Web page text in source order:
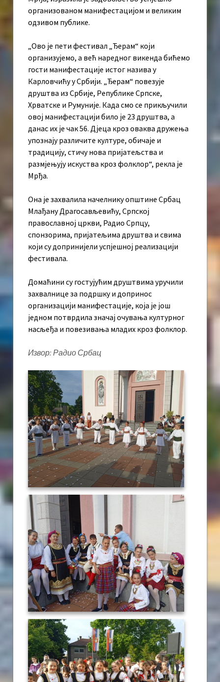
организованом манифестацијом и великим
одзивом публике.
„Ово је пети фестивал „Ђерам“ који
организујемо, а већ наредног викенда бићемо
гости манифестације истог назива у
Карловчићу у Србији. „Ђерам“ повезује
друштва из Србије, Републике Српске,
Хрватске и Румуније. Када смо се прикључили
овој манифестацији било је 23 друштва, а
данас их је чак 56. Дјеца кроз оваква дружења
упознају различите културе, обичаје и
традицију, стичу нова пријатељства и
размјењују искуства кроз фолклор“, рекла је
Мрђа.
Она је захвалила начелнику општине Србац
Млађану Драгосављевићу, Српској
православној цркви, Радио Српцу,
спонзорима, пријатељима друштва и свима
који су допринијели успјешној реализацији
фестивала.
Домаћини су гостујућим друштвима уручили
захвалнице за подршку и допринос
организацији манифестације, која је још
једном потврдила значај очувања културног
насљеђа и повезивања младих кроз фолклор.
Извор: Радио Србац